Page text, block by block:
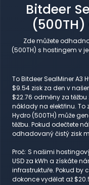
Bitdeer
Zde můžete
(500TH) s hostingem v
To Bitdeer SealMiner A3
$9.54 zisk za den v
$22.76 odměny za těžbu
náklady na elektřinu. To
Hydro (500TH) může
těžbu. Pokud odečtete
odhadovaný čistý zisk
Proč: S našimi
USD za kWh a získáte
infrastruktuře. Pokud by
dokonce vydělat až